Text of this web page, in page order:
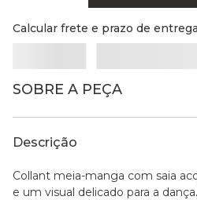
Calcular frete e prazo de
SOBRE A PEÇA
Descrição
Collant meia-manga com saia
e um visual delicado para a